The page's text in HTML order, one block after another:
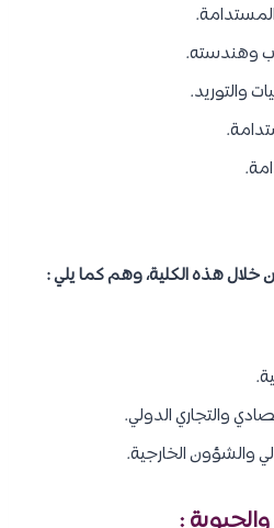
وهندسته.
والتوريد.
والتجاري الدولي.
والشؤون الخارجية.